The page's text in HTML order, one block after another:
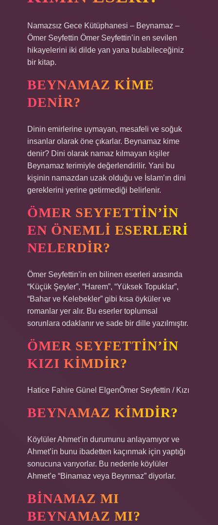
Namazsız Gece Kütüphanesi – Beynamaz –
Ömer Seyfettin Ömer Seyfettin’in en sevilen
hikayelerini iki dilde yan yana bulabileceğiniz
bir kitap.
BEYNAMAZ KIME
DENIR?
Dinin emirlerine uymayan, mesafeli ve soğuk
insanlar olarak öne çıkarlar. Beynamaz kime
denir? Dini olarak namaz kılmayan kişiler
Beynamaz terimiyle değerlendirilir. Yani bu
kişinin namazdan uzak olduğu ve İslam’ın dini
gereklerini yerine getirmediği belirlenir.
ÖMER SEYFETTIN’IN
EN ÖNEMLI ESERLERI
NELERDIR?
Ömer Seyfettin’in en bilinen eserleri arasında
“Küçük Şeyler”, “Harem”, “Yüksek Topuklar”,
“Bahar ve Kelebekler” gibi kısa öyküler ve
romanlar yer alır. Bu eserler toplumsal
sorunlara odaklanır ve sade bir dille yazılmıştır.
ÖMER SEYFETTIN’IN
KIZI KIMDIR?
Hatice Fahire Günel ElgenÖmer Seyfettin / Kızı
BEYNAMAZ KIMDIR?
Köylüler Ahmet’in durumunu anlayamıyor ve
Ahmet’in bunu ibadetten kaçınmak için yaptığı
sonucuna varıyorlar. Bu nedenle köylüler
Ahmet’e “Binamaz veya Beynmaz” diyorlar.
BINAMAZ MI
BEYNAMAZ MI?